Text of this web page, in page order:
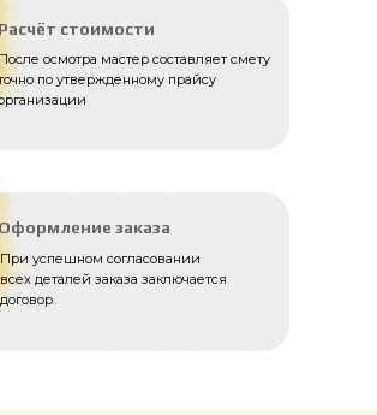
Расчёт стоимости
После осмотра мастер составляет смету
по утвержденному прайсу
Оформление заказа
При успешном согласовании
всех деталей заказа заключается
договор.